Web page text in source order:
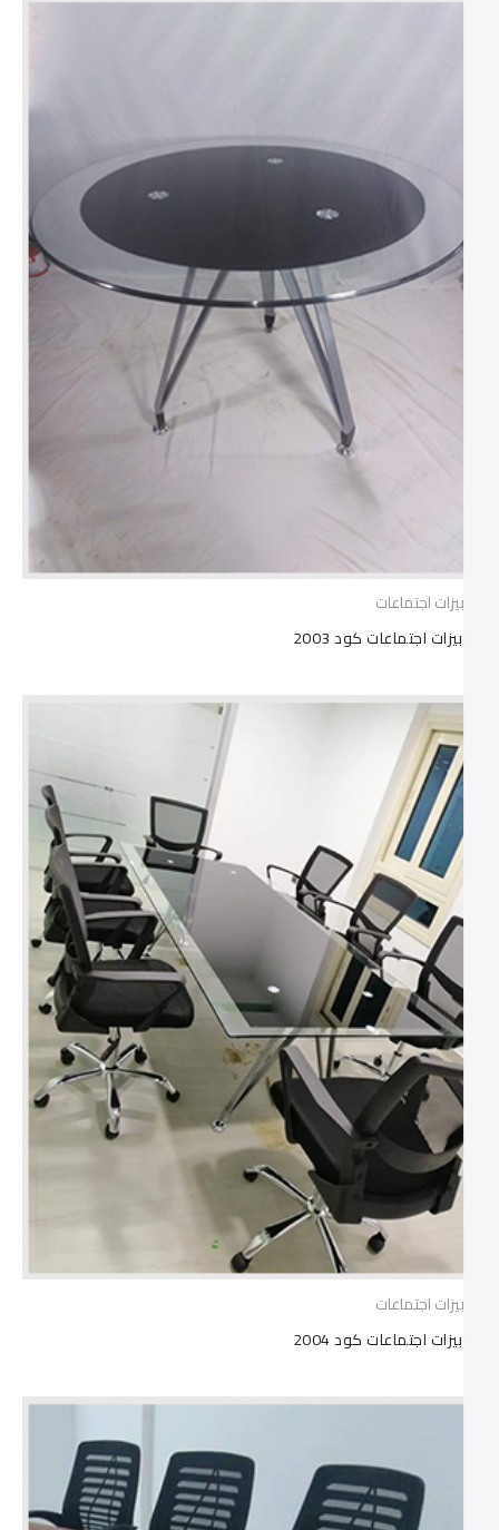
ترابيزات اجتماعات
ترابيزات اجتماعات كود 2003
ترابيزات اجتماعات
ترابيزات اجتماعات كود 2004